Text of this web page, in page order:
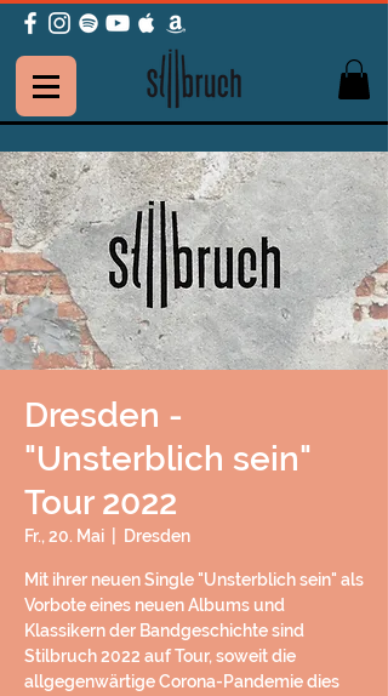
Dresden -
"Unsterblich sein"
Tour 2022
Fr., 20. Mai Dresden
Mit ihrer neuen Single "Unsterblich sein" als
Vorbote eines neuen Albums und
Klassikern der Bandgeschichte sind
Stilbruch 2022 auf Tour, soweit die
allgegenwärtige Corona-Pandemie dies